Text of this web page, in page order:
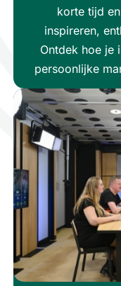
korte tijd
inspireren,
Ontdek hoe je
persoonlijke